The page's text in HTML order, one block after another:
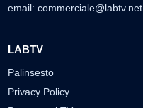
email: commerciale@labtv.net
LABTV
Palinsesto
Privacy Policy